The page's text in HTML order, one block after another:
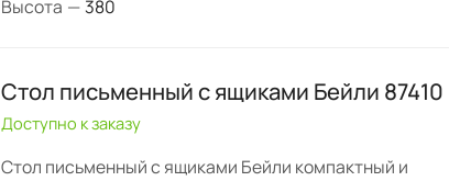
Высота — 380
Стол письменный с ящиками Бейли 87410
Доступно к заказу
Стол письменный с ящиками Бейли компактный и